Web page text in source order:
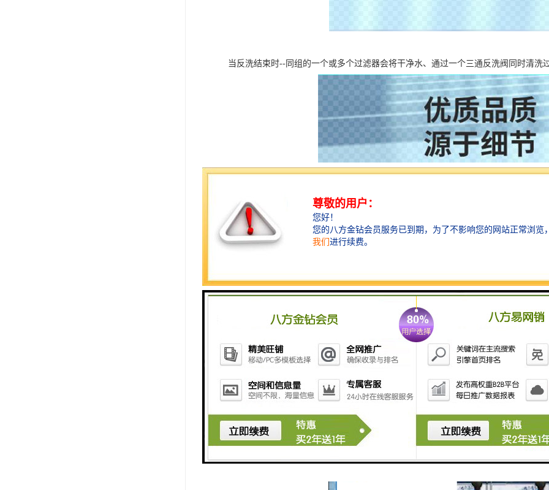
当反洗结束时--同组的一个或多个过滤器会将干净水、通过一个三通反洗阀同时清洗
对系统来说，经常性的反洗以精除聚积起来的杂志是必须的。当系统处于反洗状态
口，对需要清洗的过滤单元进行自动清洗。